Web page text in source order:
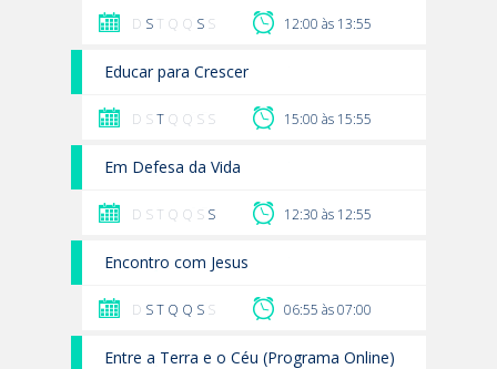
D S T Q Q S S 12:00 às 13:55
Educar para Crescer
D ST Q Q S S 15:00 às 15:55
Em Defesa da Vida
D S T Q Q S S 12:30 às 12:55
Encontro com Jesus
D ST Q Q S S 06:55 às 07:00
Entre a Terra e o Céu (Programa Online)